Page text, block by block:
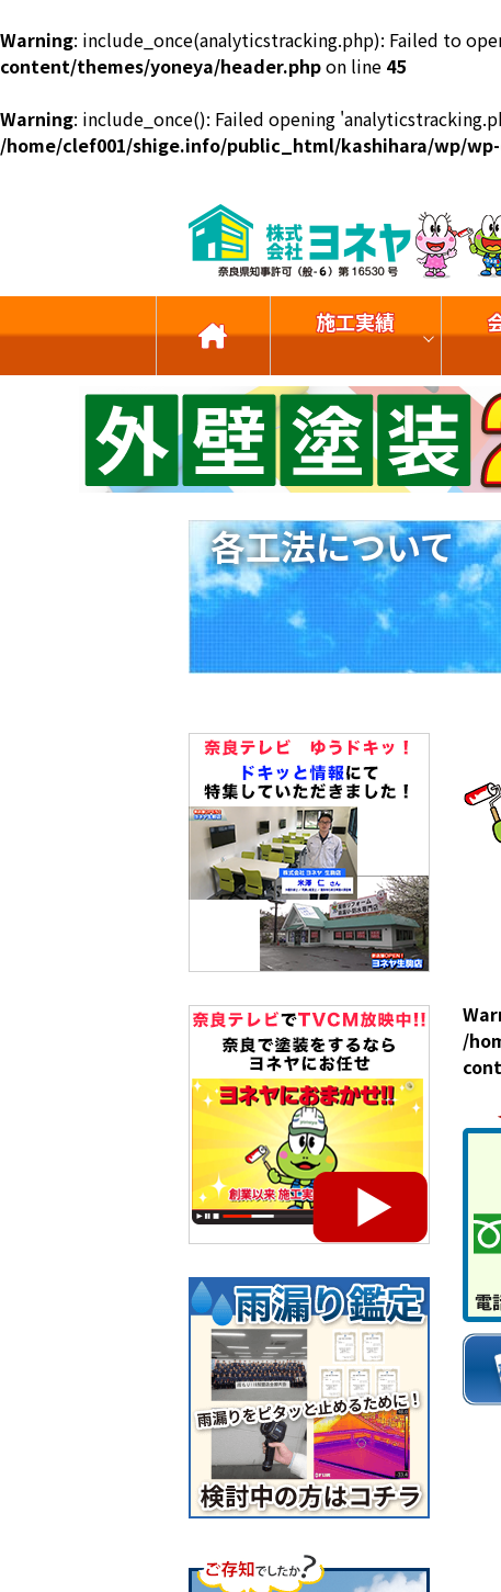
Warning: include_once(analyticstracking.php): Failed to
content/themes/yoneya/header.phpon line 45
Warning: include_once(): Failed opening
/home/clef001/shige.info/public_html/kashihara/wp/
施工実績
各工法について
/